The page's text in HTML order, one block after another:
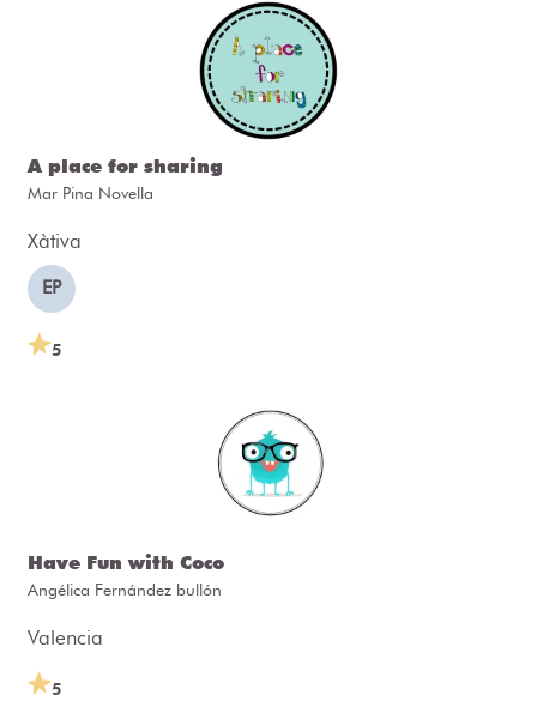
A place for sharing
Mar Pina Novella
Xàtiva
EP
5
Have Fun with Coco
Angélica Fernández bullón
Valencia
5